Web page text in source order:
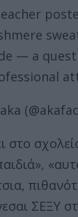
— a
στο
ΣΕΞY